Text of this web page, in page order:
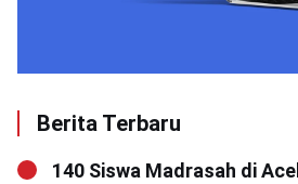
Berita Terbaru
140 Siswa Madrasah di